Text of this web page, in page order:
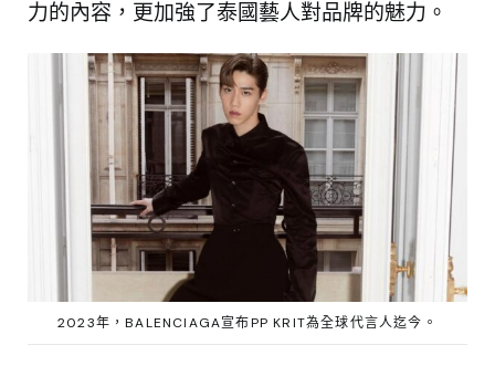
力的內容，更加強了泰國藝人對品牌的魅力。
2023年，BALENCIAGA宣布PP KRIT為全球代言人迄今。